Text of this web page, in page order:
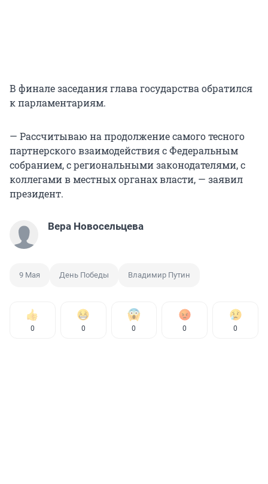
В финале заседания глава государства обратился
к парламентариям.
— Рассчитываю на продолжение самого тесного
партнерского взаимодействия с Федеральным
собранием, с региональными законодателями, с
коллегами в местных органах власти, — заявил
президент.
Вера Новосельцева
9 Мая День Победы Владимир Путин
0 0 0 0 0